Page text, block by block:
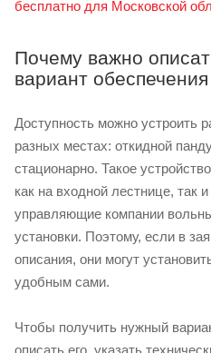
бесплатно для Московской
Почему важно
вариант
Доступность можно устроить
разных местах: откидной
стационарно. Такое
как на входной лестнице, так
управляющие компании
установки. Поэтому, если в
описания, они могут
удобным сами.
Чтобы получить нужный
описать его, указать